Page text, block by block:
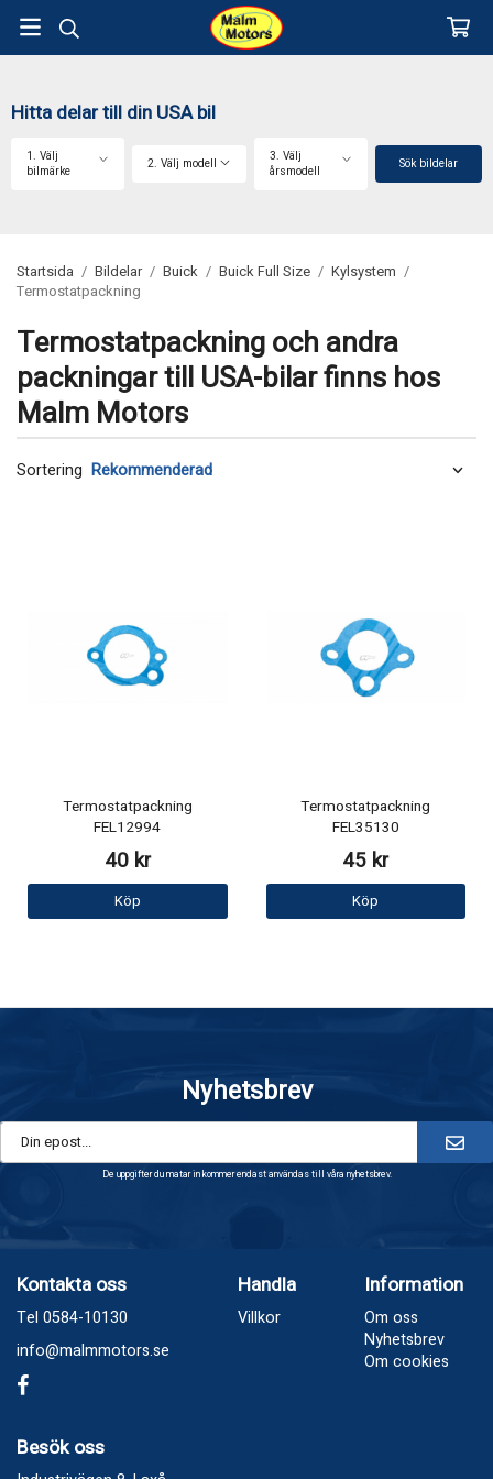
Hitta delar till din USA bil
1. Välj
bilmärke
2. Välj modell
3. Välj
årsmodell
Sök bildelar
Startsida / Bildelar / Buick / Buick Full Size / Kylsystem /
Termostatpackning
Termostatpackning och andra
packningar till USA-bilar finns hos
Malm Motors
Sortering
Termostatpackning
FEL12994
40 kr
Köp
Termostatpackning
FEL35130
45 kr
Köp
Nyhetsbrev
De uppgifter du matar in kommer endast användas till våra nyhetsbrev.
Kontakta oss
Tel 0584-10130
info@malmmotors.se
Handla
Villkor
Information
Om oss
Nyhetsbrev
Om cookies
Besök oss